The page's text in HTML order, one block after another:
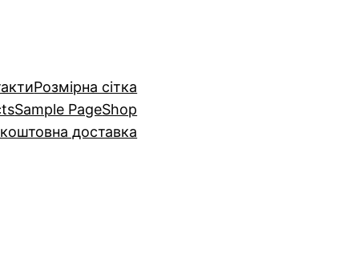
Розмiрна сiтка
Sample PageShop
доставка